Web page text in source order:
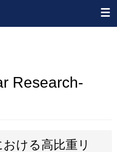
Research-
ける高比重リ